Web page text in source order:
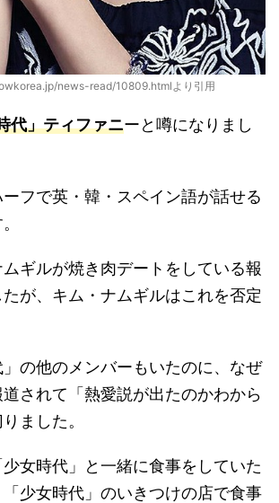
news-read/10809.htmlより引用
代」ティファニーと噂になりまし
フで英・韓・スペイン語が話せる
ギルが焼き肉デートをしている報
が、キム・ナムギルはこれを否定
の他のメンバーもいたのに、なぜ
されて「熱愛説が出たのかわから
ました。
女時代」と一緒に食事をしていた
少女時代」のいきつけの店で食事